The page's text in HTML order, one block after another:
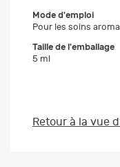
Mode d'emploi
Pour les soins
Taille de l'emballage
5 ml
Retour à la vue